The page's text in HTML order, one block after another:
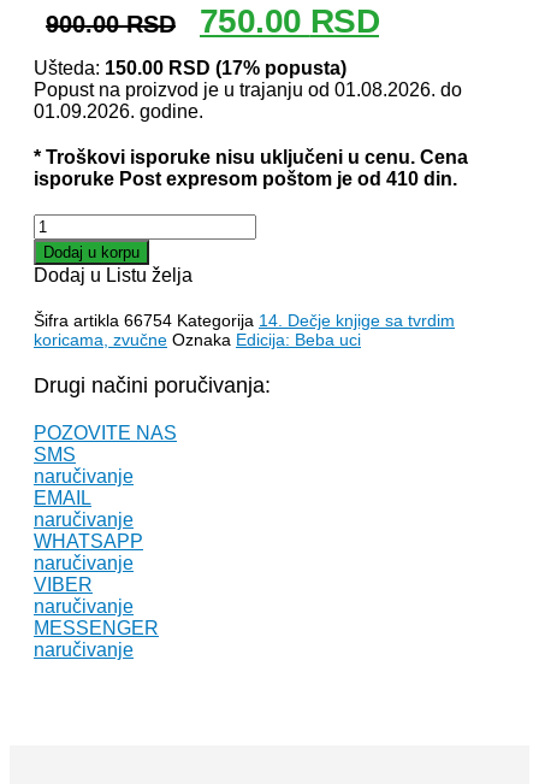
900.00RSD
Originalna
cena
je
bila:
900.00 RSD.
750.00 RSDTrenutna
cena
750.00 RSD.
Ušteda: 150.00 RSD (17% popusta)
Popust na proizvod je u trajanju od 01.08.2026. do
01.09.2026. godine.
* Troškovi isporuke nisu uključeni u cenu. Cena
isporuke Post expresom poštom je od 410 din.
ŽIVOTINJSKE
ČAROLIJE
količina
Dodaj u korpu
Dodaj u Listu želja
Šifra artikla 66754 Kategorija 14. Dečje knjige sa tvrdim
koricama, zvučne Oznaka Edicija: Beba uci
Drugi načini poručivanja:
POZOVITE NAS
SMS
naručivanje
EMAIL
naručivanje
WHATSAPP
naručivanje
VIBER
naručivanje
MESSENGER
naručivanje